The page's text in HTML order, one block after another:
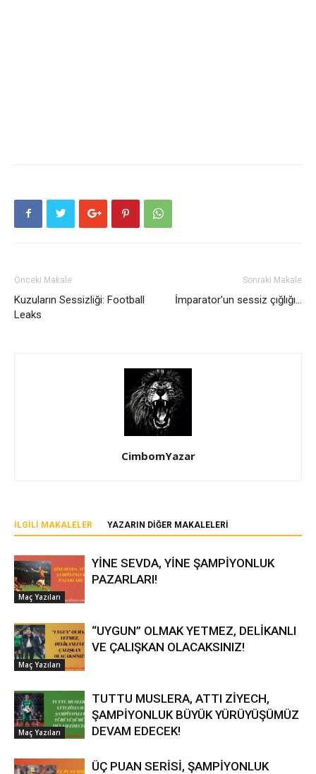
Önceki Makale
Kuzuların Sessizliği: Football
Leaks
Sonraki Makale
İmparator’un sessiz çığlığı…
CimbomYazar
İLGILI MAKALELER YAZARIN DIĞER MAKALELERI
Maç Yazıları
YİNE SEVDA, YİNE ŞAMPİYONLUK
PAZARLARI!
Maç Yazıları
“UYGUN” OLMAK YETMEZ, DELİKANLI
VE ÇALIŞKAN OLACAKSINIZ!
Maç Yazıları
TUTTU MUSLERA, ATTI ZİYECH,
ŞAMPİYONLUK BÜYÜK YÜRÜYÜŞÜMÜZ
DEVAM EDECEK!
ÜÇ PUAN SERİSİ, ŞAMPİYONLUK